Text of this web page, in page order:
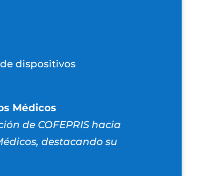
dispositivos
Médicos
de COFEPRIS hacia
destacando su